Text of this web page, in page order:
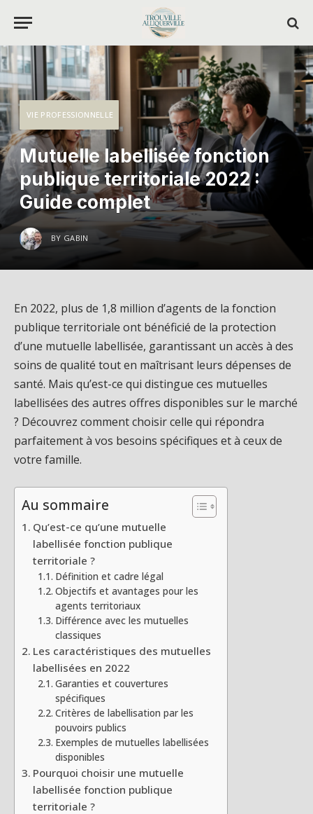
VIE PROFESSIONNELLE
Mutuelle labellisée fonction
publique territoriale 2022 :
Guide complet
BY GABIN
En 2022, plus de 1,8 million d’agents de la fonction
publique territoriale ont bénéficié de la protection
d’une mutuelle labellisée, garantissant un accès à des
soins de qualité tout en maîtrisant leurs dépenses de
santé. Mais qu’est-ce qui distingue ces mutuelles
labellisées des autres offres disponibles sur le marché
? Découvrez comment choisir celle qui répondra
parfaitement à vos besoins spécifiques et à ceux de
votre famille.
Au sommaire
Qu’est-ce qu’une mutuelle
labellisée fonction publique
territoriale ?
Définition et cadre légal
Objectifs et avantages pour les
agents territoriaux
Différence avec les mutuelles
classiques
Les caractéristiques des mutuelles
labellisées en 2022
Garanties et couvertures
spécifiques
Critères de labellisation par les
pouvoirs publics
Exemples de mutuelles labellisées
disponibles
Pourquoi choisir une mutuelle
labellisée fonction publique
territoriale ?